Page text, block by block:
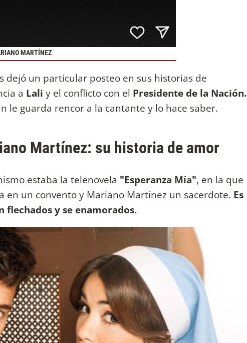
MARTÍNEZ
dejó un particular posteo en sus historias de
a Lali y el conflicto con el Presidente de la Nación.
le guarda rencor a la cantante y lo hace saber.
Martínez: su historia de amor
estaba la telenovela "Esperanza Mía", en la que
en un convento y Mariano Martínez un sacerdote. Es
y se enamorados.